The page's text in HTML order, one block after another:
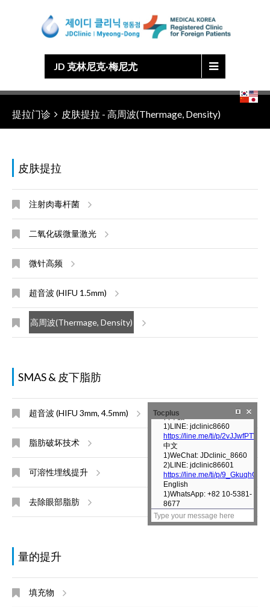
JD 克林尼克·梅尼尤
Korean
English
Chinese
Japanese
提拉门诊 皮肤提拉 - 高周波(Thermage, Density)
皮肤提拉
注射肉毒杆菌
二氧化碳微量激光
微针高频
超音波 (HIFU 1.5mm)
高周波(Thermage, Density)
SMAS & 皮下脂肪
超音波 (HIFU 3mm, 4.5mm)
脂肪破坏技术
可溶性埋线提升
去除眼部脂肪
量的提升
填充物
Tocplus